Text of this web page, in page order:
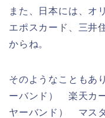
また、日本には、オ
エポスカード、三井
からね。
そのようなこともあ
ーバンド） 楽天カ
ヤーバンド） マス